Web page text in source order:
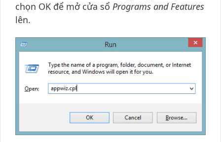
chọn OK để mở cửa sổ Programs and Features
lên.